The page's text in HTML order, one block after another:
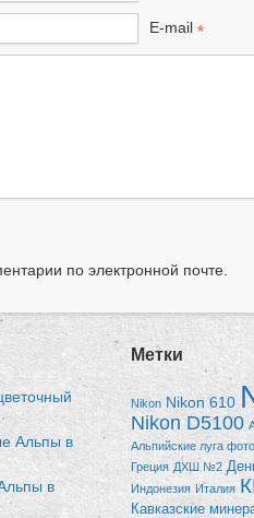
E-mail *
по электронной почте.
Альпы в
в
Метки
Nikon Nikon 610
Nikon D5100
Альпийские луга
Греция ДХШ №2
Индонезия Италия
Кавказские